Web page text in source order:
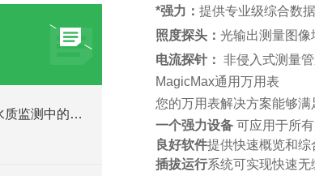
美国SKC采样泵在水质监测中的应用及工作原理
*强力： 提供专业级综合数据
照度探头： 光输出测量图像
电流探针： 非侵入式测量
MagicMax通用万用表
您的万用表解决方案能够
一个强力设备可应用于所
良好软件提供快速概览和
插拔运行系统可实现快速无